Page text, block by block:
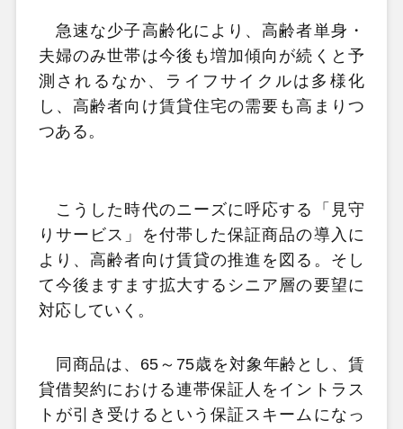
急速な少子高齢化により、高齢者単身・
夫婦のみ世帯は今後も増加傾向が続くと予
測されるなか、ライフサイクルは多様化
し、高齢者向け賃貸住宅の需要も高まりつ
つある。
こうした時代のニーズに呼応する「見守
りサービス」を付帯した保証商品の導入に
より、高齢者向け賃貸の推進を図る。そし
て今後ますます拡大するシニア層の要望に
対応していく。
同商品は、65～75歳を対象年齢とし、賃
貸借契約における連帯保証人をイントラス
トが引き受けるという保証スキームになっ